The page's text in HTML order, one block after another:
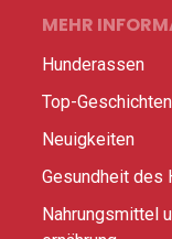
MEHR
Hunderassen
Top-Geschichten
Neuigkeiten
Gesundheit des
Nahrungsmittel